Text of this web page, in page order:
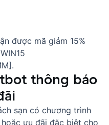
được mã giảm 15%
thông báo
sạn có chương trình
ưu đãi đặc biệt cho